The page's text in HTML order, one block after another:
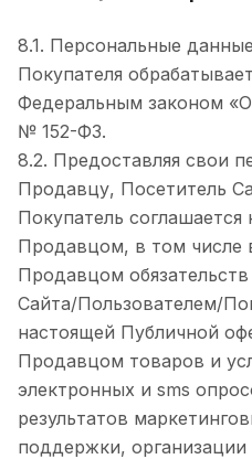
8.1. Персональные
Покупателя
Федеральным законом
№ 152-ФЗ.
8.2. Предоставляя свои
Продавцу, Посетитель
Покупатель соглашается
Продавцом, в том числе
Продавцом
Сайта/Пользователем/
настоящей Публичной
Продавцом товаров и
электронных и sms
результатов
поддержки, организации